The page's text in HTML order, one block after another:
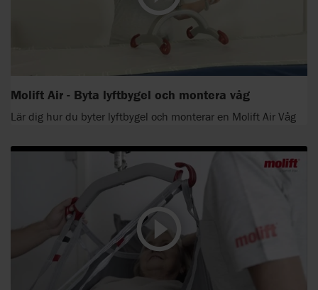
Molift Air - Byta lyftbygel och montera våg
Lär dig hur du byter lyftbygel och monterar en Molift Air Våg